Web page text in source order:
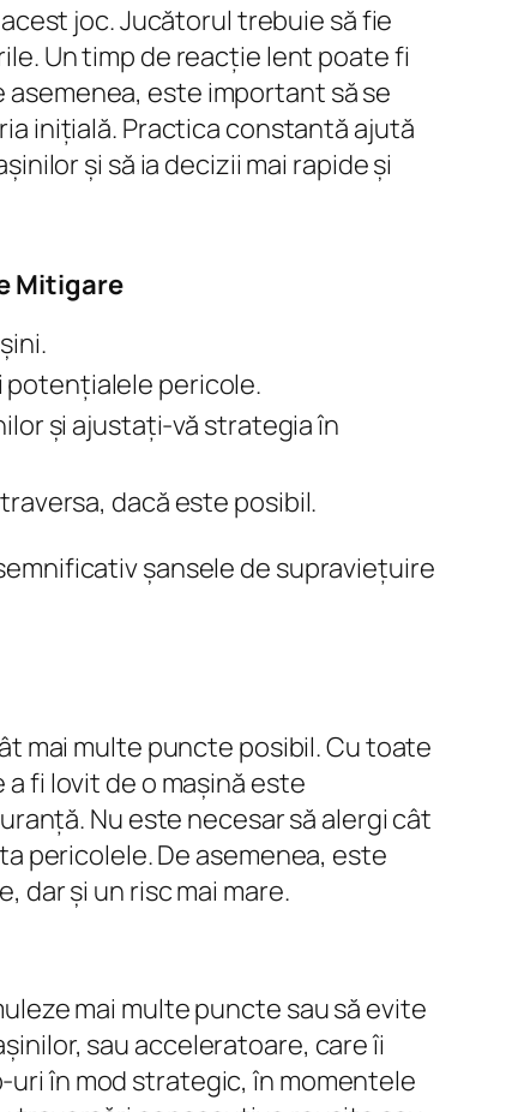
joc. Jucătorul trebuie să fie
Un timp de reacție lent poate fi
este important să se
inițială. Practica constantă ajută
și să ia decizii mai rapide și
Mitigare
pericole.
și ajustați-vă strategia în
dacă este posibil.
șansele de supraviețuire
mai multe puncte posibil. Cu toate
fi lovit de o mașină este
Nu este necesar să alergi cât
pericolele. De asemenea, este
dar și un risc mai mare.
mai multe puncte sau să evite
sau acceleratoare, care îi
în mod strategic, în momentele